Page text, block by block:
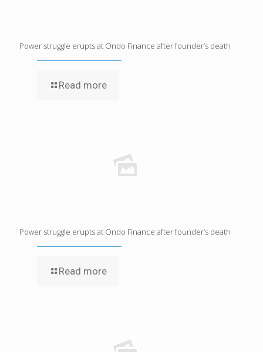
Power struggle erupts at Ondo Finance after founder’s death
Read more
Power struggle erupts at Ondo Finance after founder’s death
Read more